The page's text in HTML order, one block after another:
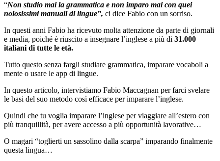
“Non studio mai la grammatica e non imparo mai con quei
noiosissimi manuali di lingue”, ci dice Fabio con un sorriso.
In questi anni Fabio ha ricevuto molta attenzione da parte di giornali
e media, poiché è riuscito a insegnare l’inglese a più di 31.000
italiani di tutte le età.
Tutto questo senza fargli studiare grammatica, imparare vocaboli a
mente o usare le app di lingue.
In questo articolo, intervistiamo Fabio Maccagnan per farci svelare
le basi del suo metodo così efficace per imparare l’inglese.
Quindi che tu voglia imparare l’inglese per viaggiare all’estero con
più tranquillità, per avere accesso a più opportunità lavorative…
O magari “toglierti un sassolino dalla scarpa” imparando finalmente
questa lingua…